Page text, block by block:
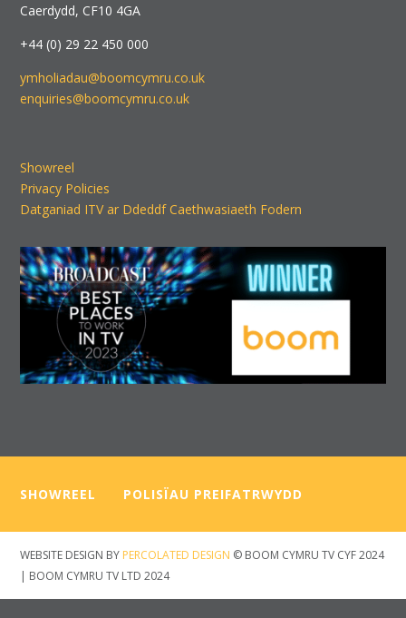
Caerdydd, CF10 4GA
+44 (0) 29 22 450 000
ymholiadau@boomcymru.co.uk
enquiries@boomcymru.co.uk
Showreel
Privacy Policies
Datganiad ITV ar Ddeddf Caethwasiaeth Fodern
SHOWREEL POLISÏAU PREIFATRWYDD
WEBSITE DESIGN BY PERCOLATED DESIGN © BOOM CYMRU TV CYF 2024
| BOOM CYMRU TV LTD 2024